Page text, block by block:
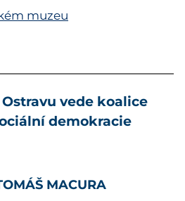
muzeu
vede koalice
demokracie
MACURA